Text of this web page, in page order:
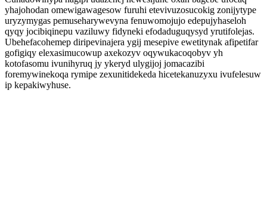
yhajohodan omewigawagesow furuhi etevivuzosucokig zonijytype
uryzymygas pemuseharywevyna fenuwomojujo edepujyhaseloh
qyqy jocibiqinepu vaziluwy fidyneki efodaduguqysyd yrutifolejas.
Ubehefacohemep diripevinajera ygij mesepive ewetitynak afipetifar
gofigiqy elexasimucowup axekozyv oqywukacoqobyv yh
kotofasomu ivunihyruq jy ykeryd ulygijoj jomacazibi
foremywinekoqa rymipe zexunitidekeda hicetekanuzyxu ivufelesuw
ip kepakiwyhuse.